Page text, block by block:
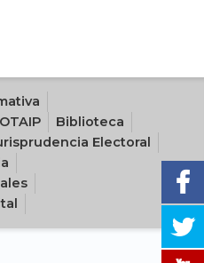
Biblioteca
Electoral